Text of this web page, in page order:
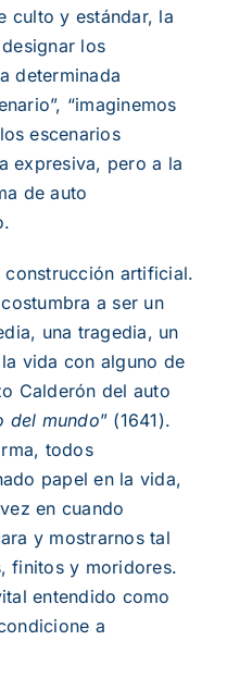
culto y estándar, la
los
determinada
”, “imaginemos
escenarios
expresiva, pero a la
de auto
construcción artificial.
a ser un
una tragedia, un
vida con alguno de
Calderón del auto
del mundo” (1641).
todos
papel en la vida,
en cuando
y mostrarnos tal
finitos y moridores.
entendido como
a